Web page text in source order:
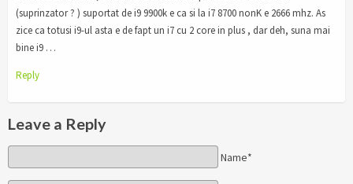
(suprinzator ? ) suportat de i9 9900k e ca si la i7 8700 nonK e 2666 mhz. As
zice ca totusi i9-ul asta e de fapt un i7 cu 2 core in plus , dar deh, suna mai
bine i9 …
Reply
Leave a Reply
Name*